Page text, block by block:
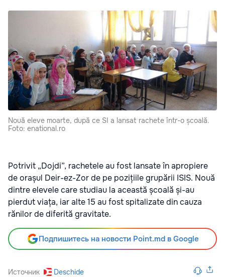
Nouă eleve moarte, după ce SI a lansat rachete într-o școală.
Foto: enational.ro
Potrivit „Dojdi”, rachetele au fost lansate în apropiere
de orașul Deir-ez-Zor de pe pozițiile grupării ISIS. Nouă
dintre elevele care studiau la această școală și-au
pierdut viața, iar alte 15 au fost spitalizate din cauza
rănilor de diferită gravitate.
Подпишитесь на новости Point.md в Google
Источник Deschide